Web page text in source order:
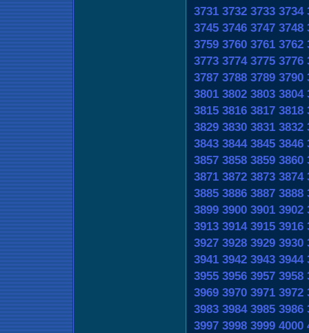
3731 3732 3733 3734
3745 3746 3747 3748
3759 3760 3761 3762
3773 3774 3775 3776
3787 3788 3789 3790
3801 3802 3803 3804
3815 3816 3817 3818
3829 3830 3831 3832
3843 3844 3845 3846
3857 3858 3859 3860
3871 3872 3873 3874
3885 3886 3887 3888
3899 3900 3901 3902
3913 3914 3915 3916
3927 3928 3929 3930
3941 3942 3943 3944
3955 3956 3957 3958
3969 3970 3971 3972
3983 3984 3985 3986
3997 3998 3999 4000